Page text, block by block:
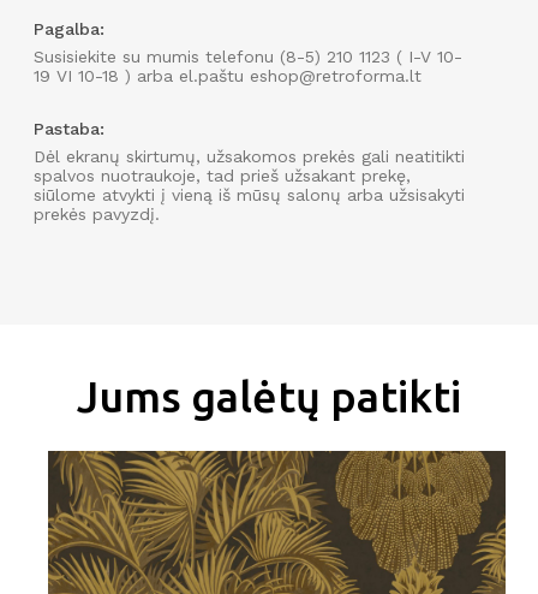
Pagalba:
Susisiekite su mumis telefonu (8-5) 210 1123 ( I-V 10-
19 VI 10-18 ) arba el.paštu eshop@retroforma.lt
Pastaba:
Dėl ekranų skirtumų, užsakomos prekės gali neatitikti
spalvos nuotraukoje, tad prieš užsakant prekę,
siūlome atvykti į vieną iš mūsų salonų arba užsisakyti
prekės pavyzdį.
Jums galėtų patikti
Užsisakyk naujienlaiškį
PRENUMERUOTI